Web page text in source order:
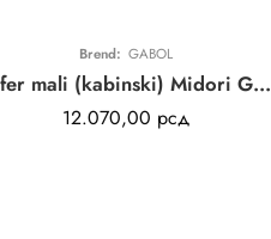
Brend: GABOL
Kofer mali (kabinski) Midori Gabol | tirkizni | polipropilen
12.070,00 рсд